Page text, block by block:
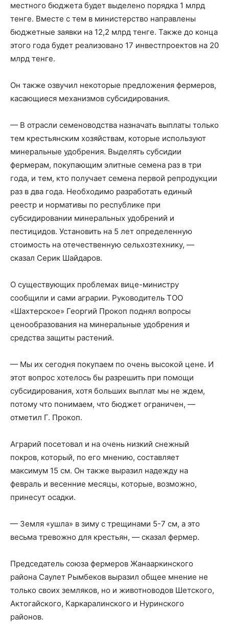
местного бюджета будет выделено порядка 1 млрд
тенге. Вместе с тем в министерство направлены
бюджетные заявки на 12,2 млрд тенге. Также до конца
этого года будет реализовано 17 инвестпроектов на 20
млрд тенге.
Он также озвучил некоторые предложения фермеров,
касающиеся механизмов субсидирования.
— В отрасли семеноводства назначать выплаты только
тем крестьянским хозяйствам, которые используют
минеральные удобрения. Выделять субсидии
фермерам, покупающим элитные семена раз в три
года, и тем, кто получает семена первой репродукции
раз в два года. Необходимо разработать единый
реестр и нормативы по республике при
субсидировании минеральных удобрений и
пестицидов. Установить на 5 лет определенную
стоимость на отечественную сельхозтехнику, —
сказал Серик Шайдаров.
О существующих проблемах вице-министру
сообщили и сами аграрии. Руководитель ТОО
«Шахтерское» Георгий Прокоп поднял вопросы
ценообразования на минеральные удобрения и
средства защиты растений.
— Мы их сегодня покупаем по очень высокой цене. И
этот вопрос хотелось бы разрешить при помощи
субсидирования, хотя больших выплат мы не ждем,
потому что понимаем, что бюджет ограничен, —
отметил Г. Прокоп.
Аграрий посетовал и на очень низкий снежный
покров, который, по его мнению, составляет
максимум 15 см. Он также выразил надежду на
февраль и весенние месяцы, которые, возможно,
принесут осадки.
— Земля «ушла» в зиму с трещинами 5-7 см, а это
весьма тревожно для крестьян, — сказал фермер.
Председатель союза фермеров Жанааркинского
района Саулет Рымбеков выразил общее мнение не
только своих земляков, но и животноводов Шетского,
Актогайского, Каркаралинского и Нуринского
районов.